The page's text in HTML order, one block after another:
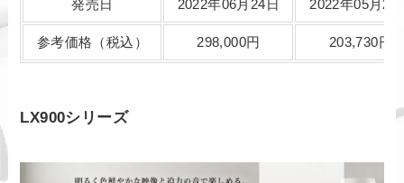
発売日 2022年06月24日 2022年05月27
参考価格（税込） 298,000円 203,730円
LX900シリーズ